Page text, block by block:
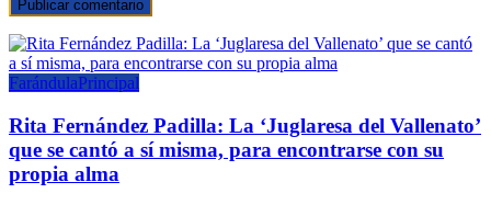
FarándulaPrincipal
Rita Fernández Padilla: La ‘Juglaresa del Vallenato’
que se cantó a sí misma, para encontrarse con su
propia alma